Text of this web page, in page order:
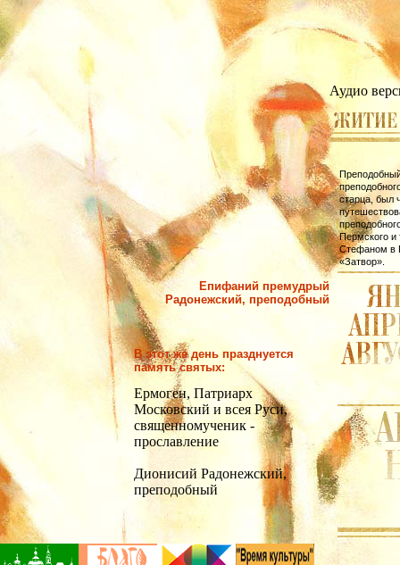
Аудио
Епифаний премудрый
Радонежский, преподобный
В этот же день празднуется
память святых:
Ермоген, Патриарх
Московский и всея Руси,
священномученик -
прославление
Дионисий Радонежский,
преподобный
старца, был
Пермского и
Стефаном в
«Затвор».